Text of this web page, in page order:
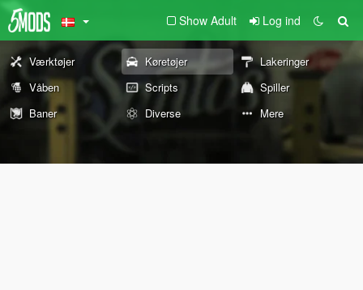
Show Adult Log ind
Værktøjer Køretøjer
Lakeringer
Våben
Scripts
Spiller
Baner
Diverse Mere